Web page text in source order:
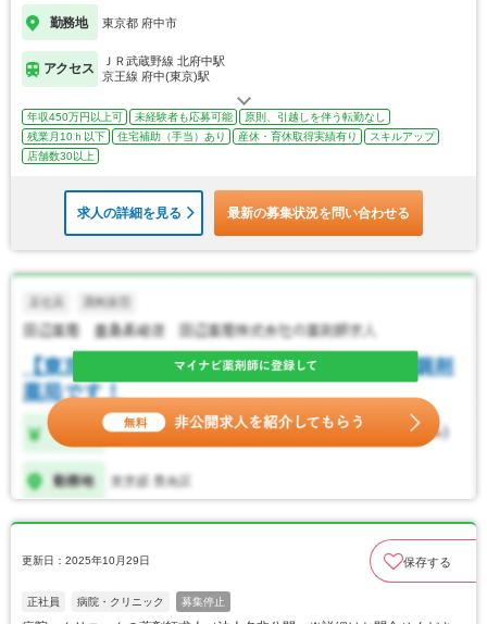
勤務地 東京都 府中市
アクセス
ＪＲ武蔵野線 北府中駅
京王線 府中(東京)駅
年収450万円以上可 未経験者も応募可能
原則、引越しを伴う転勤なし
残業月10ｈ以下
住宅補助（手当）あり 産休・育休取得実績有り
スキルアップ
店舗数30以上
求人の詳細を見る 最新の募集状況を問い合わせる
更新日：2025年10月29日 保存する
正社員 病院・クリニック 募集停止